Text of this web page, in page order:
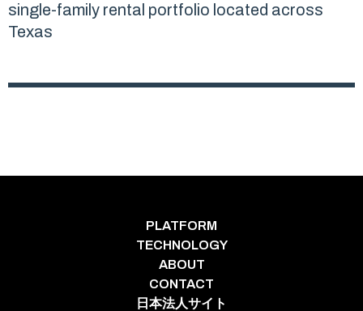
single-family rental portfolio located across
Texas
PLATFORM
TECHNOLOGY
ABOUT
CONTACT
日本法人サイト